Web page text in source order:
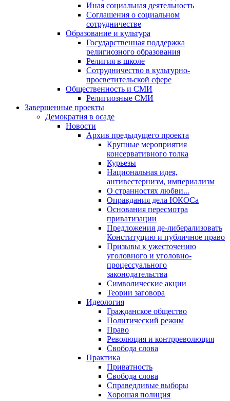
Иная социальная деятельность
Соглашения о социальном
сотрудничестве
Образование и культура
Государственная поддержка
религиозного образования
Религия в школе
Сотрудничество в культурно-
просветительской сфере
Общественность и СМИ
Религиозные СМИ
Завершенные проекты
Демократия в осаде
Новости
Архив предыдущего проекта
Крупные мероприятия
консервативного толка
Курьезы
Национальная идея,
антивестернизм, империализм
О странностях любви...
Оправдания дела ЮКОСа
Основания пересмотра
приватизации
Предложения де-либерализовать
Конституцию и публичное право
Призывы к ужесточению
уголовного и уголовно-
процессуального
законодательства
Символические акции
Теории заговора
Идеология
Гражданское общество
Политический режим
Право
Революция и контрреволюция
Свобода слова
Практика
Приватность
Свобода слова
Справедливые выборы
Хорошая полиция